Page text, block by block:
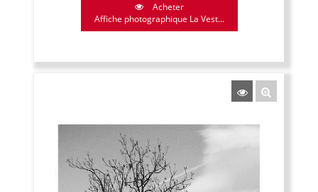
Acheter
Affiche photographique La Vest...